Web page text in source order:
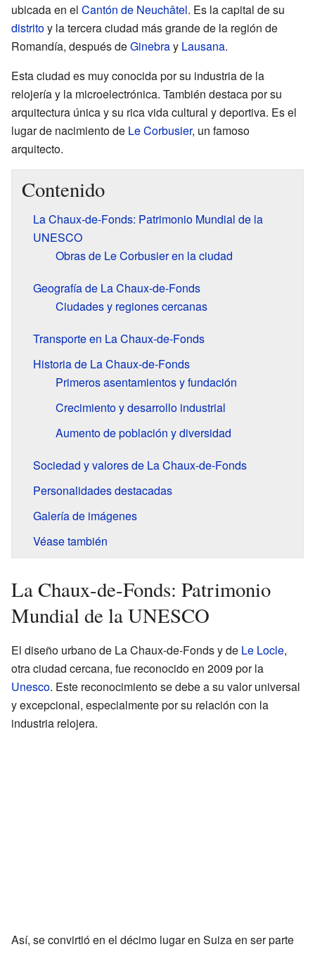
ubicada en el Cantón de Neuchâtel. Es la capital de su
distritoy la tercera ciudad más grande de la región de
Romandía, después deGinebray Lausana.
Esta ciudad es muy conocida por su industria de la
relojería y la microelectrónica. También destaca por su
arquitectura única y su rica vida cultural y deportiva. Es el
lugar de nacimiento de Le Corbusier, un famoso
arquitecto.
Contenido
La Chaux-de-Fonds: Patrimonio Mundial de la
UNESCO
Obras de Le Corbusier en la ciudad
Geografía de La Chaux-de-Fonds
Ciudades y regiones cercanas
Transporte en La Chaux-de-Fonds
Historia de La Chaux-de-Fonds
Primeros asentamientos y fundación
Crecimiento y desarrollo industrial
Aumento de población y diversidad
Sociedad y valores de La Chaux-de-Fonds
Personalidades destacadas
Galería de imágenes
Véase también
La Chaux-de-Fonds: Patrimonio
Mundial de la UNESCO
El diseño urbano de La Chaux-de-Fonds y de Le Locle,
otra ciudad cercana, fue reconocido en 2009 por la
Unesco. Este reconocimiento se debe a su valor universal
y excepcional, especialmente por su relación con la
industria relojera.
Así, se convirtió en el décimo lugar en Suiza en ser parte